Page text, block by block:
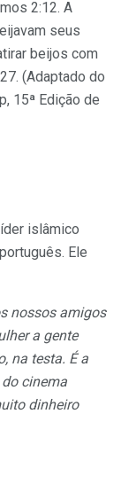
2:12. A
seus
beijos com
(Adaptado do
15ª Edição de
islâmico
Ele
nossos amigos
a gente
na testa. É a
cinema
dinheiro